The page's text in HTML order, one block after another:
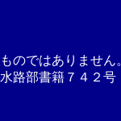
のではありませ
路部書籍７４２